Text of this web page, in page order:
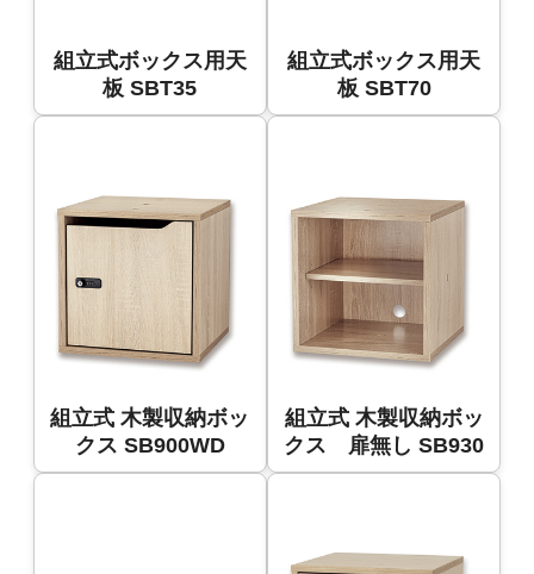
組立式ボックス用天
板 SBT35
組立式ボックス用天
板 SBT70
組立式 木製収納ボッ
クス SB900WD
組立式 木製収納ボッ
クス 扉無し SB930